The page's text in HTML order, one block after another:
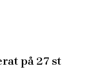
på 27 st